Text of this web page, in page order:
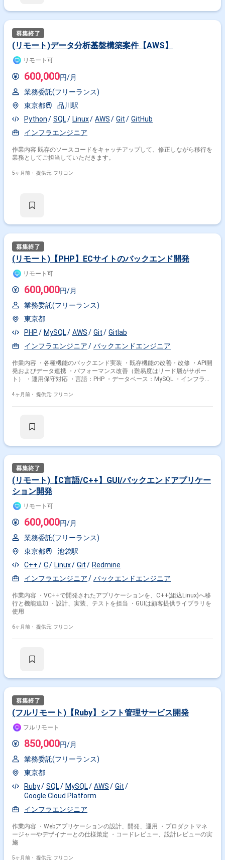
(リモート)データ分析基盤構築案件【AWS】
リモート可
600,000円/月
業務委託(フリーランス)
東京都
品川駅
Python
SQL Linux AWS Git
GitHub
インフラエンジニア
作業内容 既存のソースコードをキャッチアップして、修正しながら移行を
業務としてご担当していただきます。
5ヶ月前・ 提供元: フリコン
(リモート)【PHP】ECサイトのバックエンド開発
リモート可
600,000円/月
業務委託(フリーランス)
東京都
PHP
MySQL AWS Git
Gitlab
インフラエンジニア
バックエンドエンジニア
作業内容 ・各種機能のバックエンド実装 ・既存機能の改善・改修 ・API開
発およびデータ連携 ・パフォーマンス改善（難易度はリード層がサポー
ト） ・運用保守対応 ・言語：PHP ・データベース：MySQL ・インフラ：
4ヶ月前・ 提供元: フリコン
(リモート)【C言語/C++】GUI/バックエンドアプリケー
ション開発
リモート可
600,000円/月
業務委託(フリーランス)
東京都
池袋駅
C++
C Linux Git
Redmine
インフラエンジニア
バックエンドエンジニア
作業内容 ・VC++で開発されたアプリケーションを、C++(組込Linux)へ移
行と機能追加 ・設計、実装、テストを担当 ・GUIは顧客提供ライブラリを
使用
6ヶ月前・ 提供元: フリコン
(フルリモート)【Ruby】シフト管理サービス開発
フルリモート
850,000円/月
業務委託(フリーランス)
東京都
Ruby
SQL MySQL AWS
Git
Google Cloud Platform
インフラエンジニア
作業内容 ・Webアプリケーションの設計、開発、運用 ・プロダクトマネ
ージャーやデザイナーとの仕様策定 ・コードレビュー、設計レビューの実
施
5ヶ月前・ 提供元: フリコン
掛け合わせ条件で絞り込む
特徴で絞り込む
AWS JavaScript Java PHP React
MySQL
TypeScript
その他の職種から探す
フロントエンドエンジニア
バックエンドエンジニア
アプリケーションエンジニア